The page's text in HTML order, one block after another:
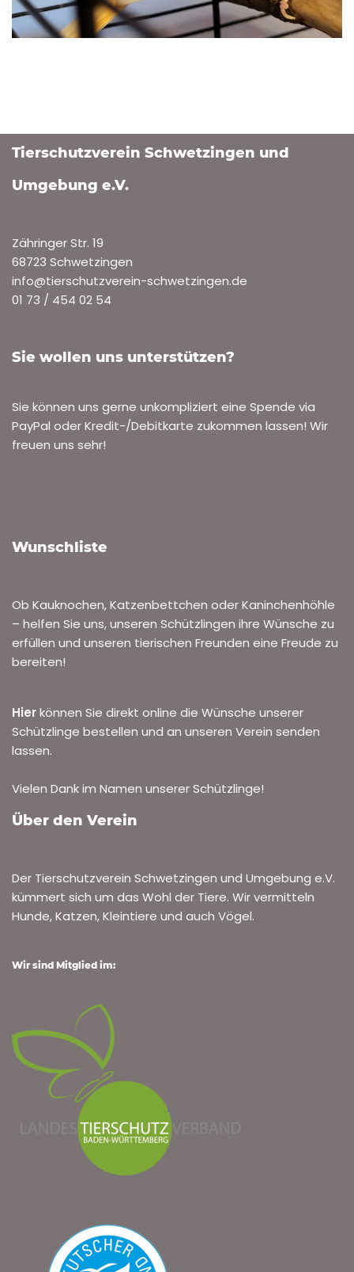
Tierschutzverein Schwetzingen und
Umgebung e.V.
Zähringer Str. 19
68723 Schwetzingen
info@tierschutzverein-schwetzingen.de
01 73 / 454 02 54
Sie wollen uns unterstützen?
Sie können uns gerne unkompliziert eine Spende via
PayPal oder Kredit-/Debitkarte zukommen lassen! Wir
freuen uns sehr!
Wunschliste
Ob Kauknochen, Katzenbettchen oder Kaninchenhöhle
– helfen Sie uns, unseren Schützlingen ihre Wünsche zu
erfüllen und unseren tierischen Freunden eine Freude zu
bereiten!
Hierkönnen Sie direkt online die Wünsche unserer
Schützlinge bestellen und an unseren Verein senden
lassen.
Vielen Dank im Namen unserer Schützlinge!
Über den Verein
Der Tierschutzverein Schwetzingen und Umgebung e.V.
kümmert sich um das Wohl der Tiere. Wir vermitteln
Hunde, Katzen, Kleintiere und auch Vögel.
Wir sind Mitglied im: